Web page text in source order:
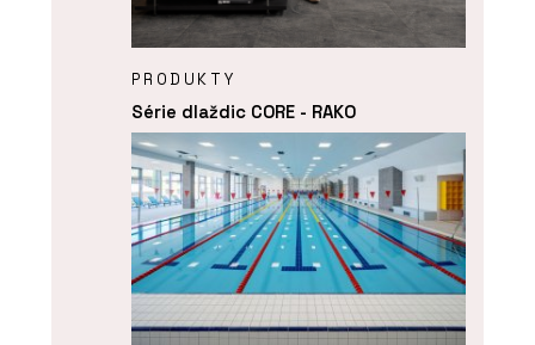
PRODUKTY
Série dlaždic CORE - RAKO